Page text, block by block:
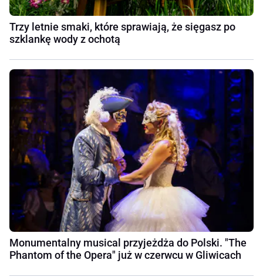
Trzy letnie smaki, które sprawiają, że sięgasz po
szklankę wody z ochotą
Monumentalny musical przyjeżdża do Polski. "The
Phantom of the Opera" już w czerwcu w Gliwicach